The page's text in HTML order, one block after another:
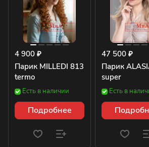
4 900 ₽
Парик MILLEDI 813
termo
Есть в наличии
Подробнее
47 500 ₽
Парик
super
Есть в